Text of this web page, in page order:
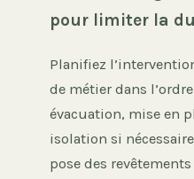
pour limiter la
Planifiez
de métier dans
évacuation, mise en
isolation si
pose des